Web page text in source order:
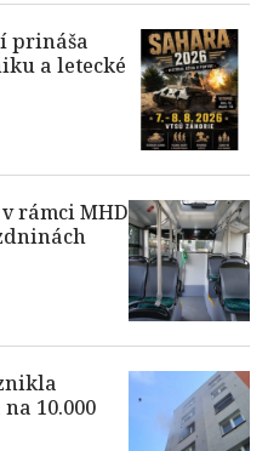
prináša
a letecké
rámci MHD
10.000